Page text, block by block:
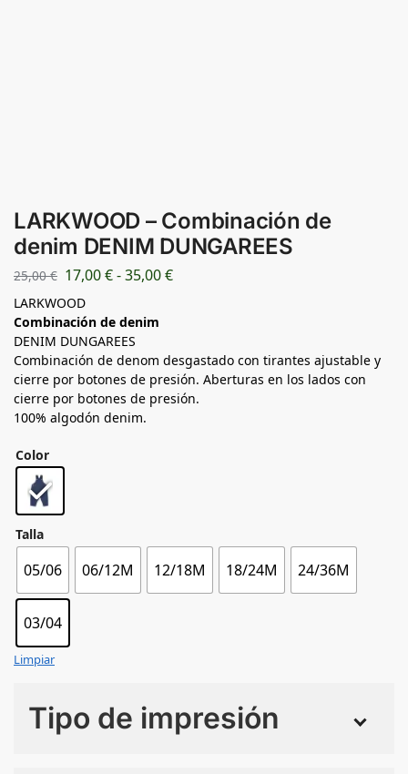
LARKWOOD – Combinación de
denim DENIM DUNGAREES
25,00€ 17,00€-35,00€
LARKWOOD
Combinación de denim
DENIM DUNGAREES
Combinación de denom desgastado con tirantes ajustable y
cierre por botones de presión. Aberturas en los lados con
cierre por botones de presión.
100% algodón denim.
Color
Talla
05/06 06/12M 12/18M 18/24M 24/36M
03/04
Limpiar
Tipo de impresión